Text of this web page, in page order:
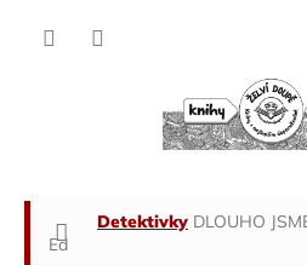
Domů
Detektivky DLOUHO
Ed